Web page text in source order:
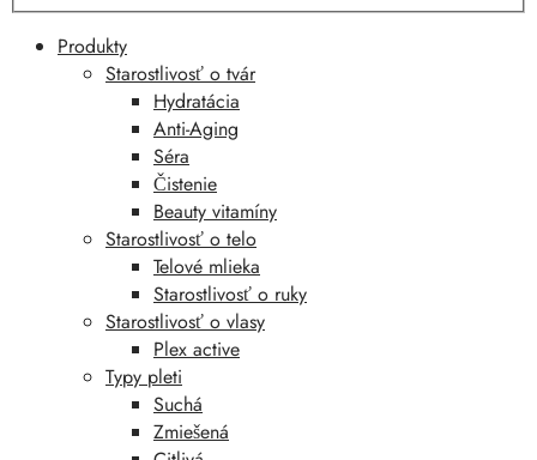
Produkty
Starostlivosť o tvár
Hydratácia
Anti-Aging
Séra
Čistenie
Beauty vitamíny
Starostlivosť o telo
Telové mlieka
Starostlivosť o ruky
Starostlivosť o vlasy
Plex active
Typy pleti
Suchá
Zmiešená